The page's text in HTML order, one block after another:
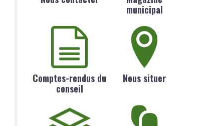
municipal
Comptes-rendus du
conseil
Nous situer